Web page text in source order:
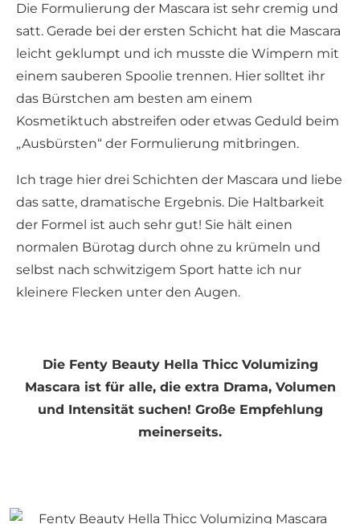
Die Formulierung der Mascara ist sehr cremig und
satt. Gerade bei der ersten Schicht hat die Mascara
leicht geklumpt und ich musste die Wimpern mit
einem sauberen Spoolie trennen. Hier solltet ihr
das Bürstchen am besten am einem
Kosmetiktuch abstreifen oder etwas Geduld beim
„Ausbürsten“ der Formulierung mitbringen.
Ich trage hier drei Schichten der Mascara und liebe
das satte, dramatische Ergebnis. Die Haltbarkeit
der Formel ist auch sehr gut! Sie hält einen
normalen Bürotag durch ohne zu krümeln und
selbst nach schwitzigem Sport hatte ich nur
kleinere Flecken unter den Augen.
Die Fenty Beauty Hella Thicc Volumizing
Mascara ist für alle, die extra Drama, Volumen
und Intensität suchen! Große Empfehlung
meinerseits.